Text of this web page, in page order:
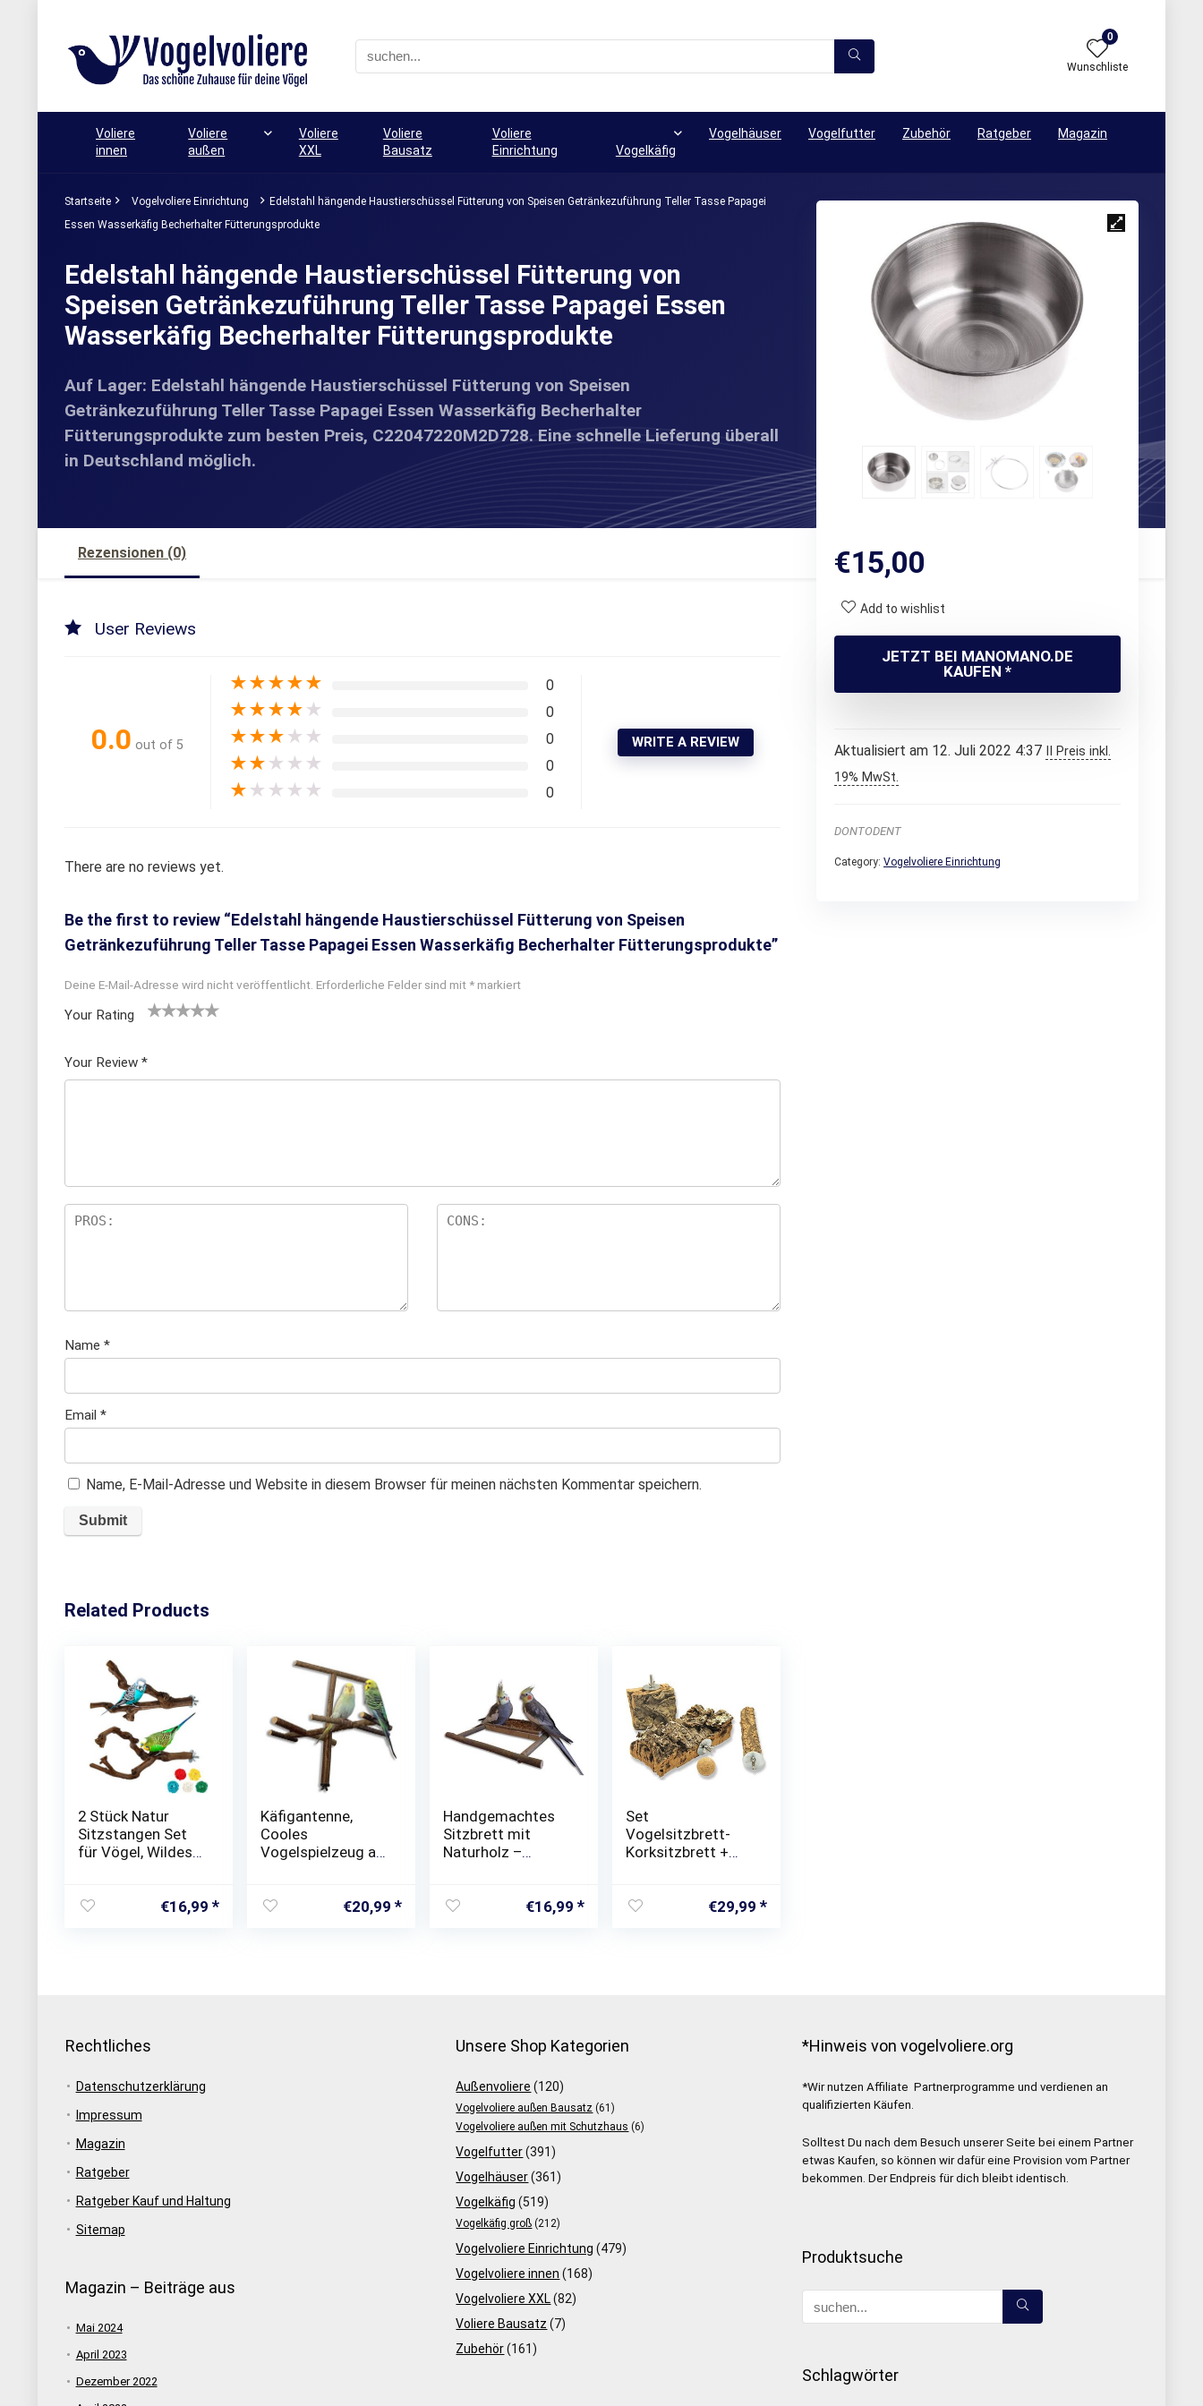
0
Wunschliste
Voliere
innen
Voliere
außen
Voliere
XXL
Voliere
Bausatz
Voliere
Einrichtung
Vogelkäfig
Vogelhäuser Vogelfutter Zubehör Ratgeber Magazin
Startseite Vogelvoliere Einrichtung
Edelstahl hängende Haustierschüssel Fütterung von Speisen Getränkezuführung Teller Tasse Papagei
Essen Wasserkäfig Becherhalter Fütterungsprodukte
Edelstahl hängende Haustierschüssel Fütterung von
Speisen Getränkezuführung Teller Tasse Papagei Essen
Wasserkäfig Becherhalter Fütterungsprodukte
€15,00
Add to wishlist
JETZT BEI MANOMANO.DE
KAUFEN *
Aktualisiert am 12. Juli 2022 4:37
II Preis inkl.
19% MwSt.
DONTODENT
Category: Vogelvoliere Einrichtung
Auf Lager: Edelstahl hängende Haustierschüssel Fütterung von Speisen
Getränkezuführung Teller Tasse Papagei Essen Wasserkäfig Becherhalter
Fütterungsprodukte zum besten Preis, C22047220M2D728. Eine schnelle Lieferung überall
in Deutschland möglich.
Rezensionen (0)
User Reviews
0.0 out of 5
★★★★★ 0
★★★★ ★ 0
★★★ ★ ★ 0
★★ ★ ★ ★ 0
★ ★ ★ ★ ★ 0
WRITE A REVIEW
There are no reviews yet.
Be the first to review “Edelstahl hängende Haustierschüssel Fütterung von Speisen
Getränkezuführung Teller Tasse Papagei Essen Wasserkäfig Becherhalter Fütterungsprodukte”
Deine E-Mail-Adresse wird nicht veröffentlicht. Erforderliche Felder sind mit * markiert
Your Rating
o
rn
5 St
nen
n
Your Review *
Name *
Email *
Name, E-Mail-Adresse und Website in diesem Browser für meinen nächsten Kommentar speichern.
Related Products
2 Stück Natur
Sitzstangen Set
für Vögel, Wildes
Vogelkäfige,€16,99
Käfigantenne,
Cooles
Vogelspielzeug als
Naturholz
€20,99
Handgemachtes
Sitzbrett mit
Naturholz –
Zubehör für die
€16,99
Set
Vogelsitzbrett-
Korksitzbrett +
aus Natur – Kork-
€29,99
Rechtliches
Datenschutzerklärung
Impressum
Magazin
Ratgeber
Ratgeber Kauf und Haltung
Sitemap
Magazin – Beiträge aus
Mai 2024
April 2023
Dezember 2022
Unsere Shop Kategorien
Außenvoliere (120)
Vogelvoliere außen Bausatz (61)
Vogelvoliere außen mit Schutzhaus (6)
Vogelfutter (391)
Vogelhäuser (361)
Vogelkäfig (519)
Vogelkäfig groß (212)
Vogelvoliere Einrichtung (479)
Vogelvoliere innen (168)
Vogelvoliere XXL (82)
Voliere Bausatz (7)
Zubehör (161)
*Hinweis von vogelvoliere.org
*Wir nutzen Affiliate Partnerprogramme und verdienen an
qualifizierten Käufen.
Solltest Du nach dem Besuch unserer Seite bei einem Partner
etwas Kaufen, so können wir dafür eine Provision vom Partner
bekommen. Der Endpreis für dich bleibt identisch.
Produktsuche
Schlagwörter